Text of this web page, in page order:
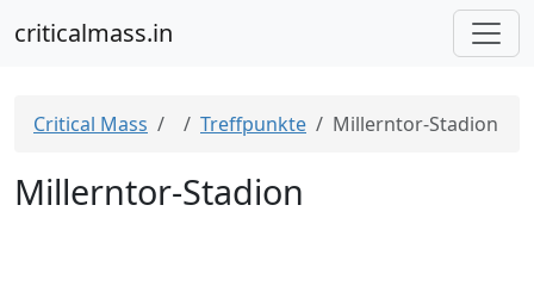
criticalmass.in
Critical Mass Treffpunkte Millerntor-Stadion
Millerntor-Stadion